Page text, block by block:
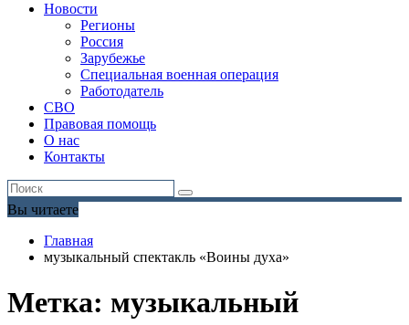
Новости
Регионы
Россия
Зарубежье
Специальная военная операция
Работодатель
СВО
Правовая помощь
О нас
Контакты
Вы читаете
Главная
музыкальный спектакль «Воины духа»
Метка: музыкальный